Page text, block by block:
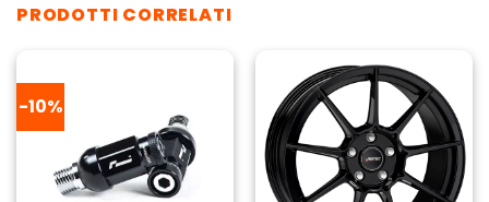
PRODOTTI CORRELATI
-10%